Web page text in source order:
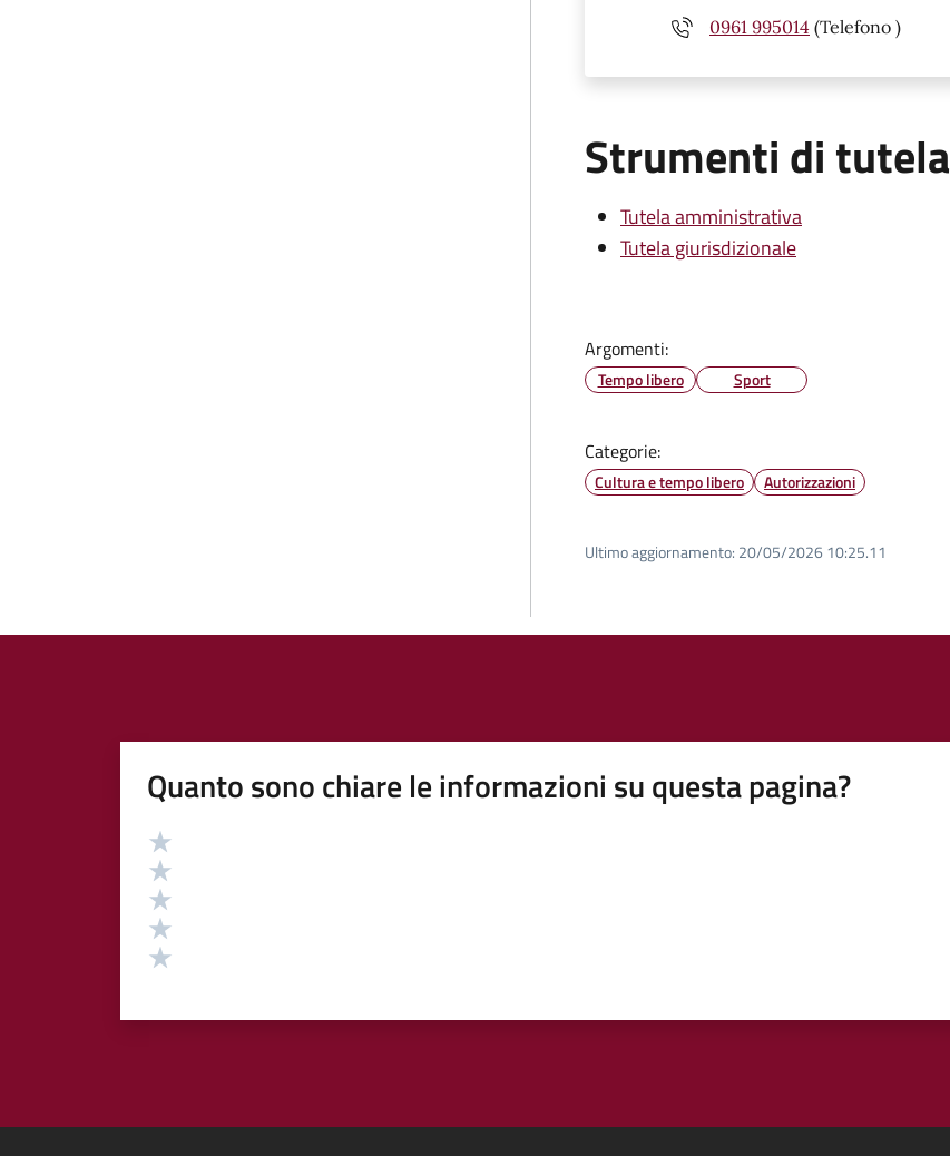
0961 995014 (Telefono )
Strumenti di tutela
Tutela amministrativa
Tutela giurisdizionale
Argomenti:
Tempo libero Sport
Categorie:
Cultura e tempo libero Autorizzazioni
Ultimo aggiornamento: 20/05/2026 10:25.11
Quanto sono chiare le informazioni su questa pagina?
Valutazione